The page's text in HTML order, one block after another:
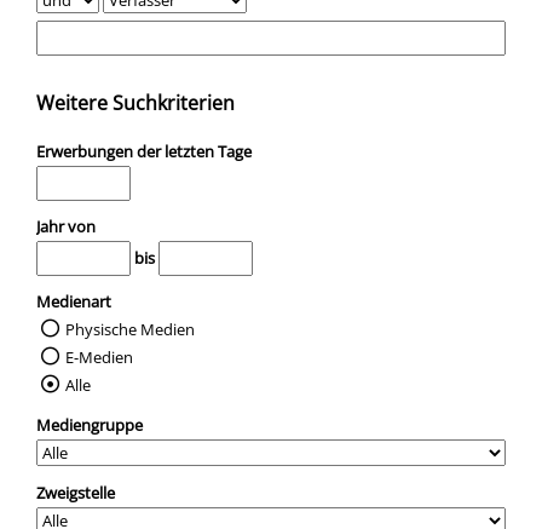
Weitere Suchkriterien
Erwerbungen der letzten Tage
Jahr von
bis
Medienart
Physische Medien
E-Medien
Alle
Mediengruppe
Zweigstelle